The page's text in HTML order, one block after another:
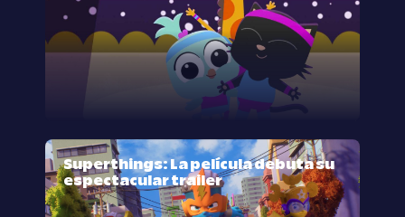
Superthings: La película debuta su
espectacular trailer